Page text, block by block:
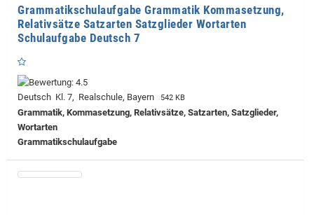
Grammatikschulaufgabe Grammatik Kommasetzung,
Relativsätze Satzarten Satzglieder Wortarten
Schulaufgabe Deutsch 7
Deutsch Kl. 7, Realschule, Bayern 542 KB
Grammatik, Kommasetzung, Relativsätze, Satzarten, Satzglieder,
Wortarten
Grammatikschulaufgabe